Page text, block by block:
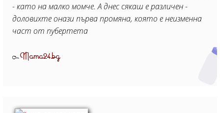
- като на малко момче. А днес сякаш е различен -
доловихте онази първа промяна, която е неизменна
част от пубертета
ОтMama24.bg